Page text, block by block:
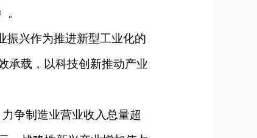
兴作为推进新型工业化的
承载，以科技创新推动产业
争制造业营业收入总量超